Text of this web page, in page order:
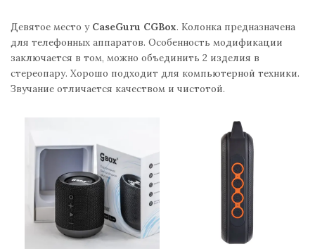
Девятое место у CaseGuru CGBox. Колонка предназначена
для телефонных аппаратов. Особенность модификации
заключается в том, можно объединить 2 изделия в
стереопару. Хорошо подходит для компьютерной техники.
Звучание отличается качеством и чистотой.